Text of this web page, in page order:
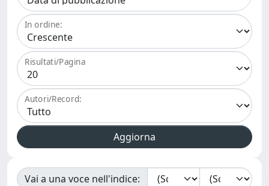
In ordine:
Risultati/Pagina
Autori/Record:
Vai a una voce nell'indice: